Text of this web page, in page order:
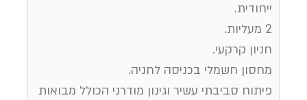
ייחודית.
2 מעליות.
חניון קרקעי.
מחסון חשמלי בכניסה לחניה.
פיתוח סביבתי עשיר וגינון מודרני הכולל מבואות